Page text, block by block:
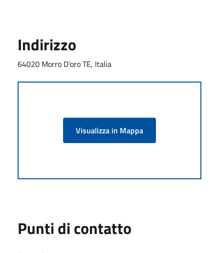
Indirizzo
64020 Morro D'oro TE, Italia
Visualizza in Mappa
Punti di contatto